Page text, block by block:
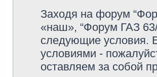
Заходя на форум
«наш», “Форум ГАЗ
следующие условия.
условиями -
оставляем за собой